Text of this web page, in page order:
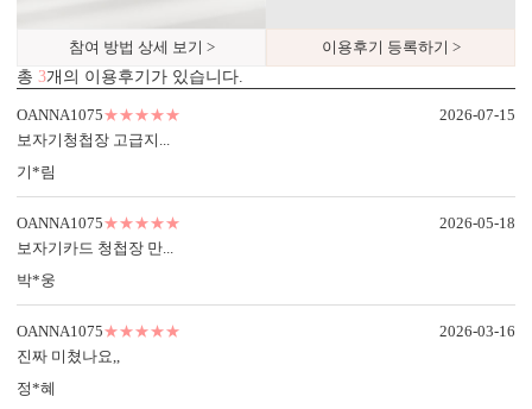
디자인형
신랑신부 이름, 예식일을 인쇄할
수 있습니다.
참여 방법 상세 보기 >
이용후기 등록하기 >
총 3개의 이용후기가 있습니다.
OANNA1075★★★★★
보자기청첩장 고급지...
기*림
2026-07-15
OANNA1075★★★★★
보자기카드 청첩장 만...
박*웅
2026-05-18
OANNA1075★★★★★
진짜 미쳤나요,,
정*혜
2026-03-16